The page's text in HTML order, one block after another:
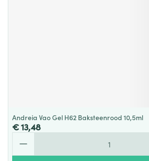
Andreia Vao Gel H62 Baksteenrood 10,5ml
€ 13,48